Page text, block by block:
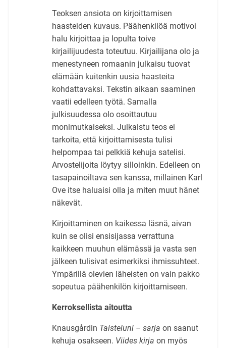
Teoksen ansiota on kirjoittamisen
haasteiden kuvaus. Päähenkilöä motivoi
halu kirjoittaa ja lopulta toive
kirjailijuudesta toteutuu. Kirjailijana olo ja
menestyneen romaanin julkaisu tuovat
elämään kuitenkin uusia haasteita
kohdattavaksi. Tekstin aikaan saaminen
vaatii edelleen työtä. Samalla
julkisuudessa olo osoittautuu
monimutkaiseksi. Julkaistu teos ei
tarkoita, että kirjoittamisesta tulisi
helpompaa tai pelkkiä kehuja satelisi.
Arvostelijoita löytyy silloinkin. Edelleen on
tasapainoiltava sen kanssa, millainen Karl
Ove itse haluaisi olla ja miten muut hänet
näkevät.
Kirjoittaminen on kaikessa läsnä, aivan
kuin se olisi ensisijassa verrattuna
kaikkeen muuhun elämässä ja vasta sen
jälkeen tulisivat esimerkiksi ihmissuhteet.
Ympärillä olevien läheisten on vain pakko
sopeutua päähenkilön kirjoittamiseen.
Kerroksellista aitoutta
Knausgårdin Taisteluni – sarja on saanut
kehuja osakseen. Viides kirja on myös